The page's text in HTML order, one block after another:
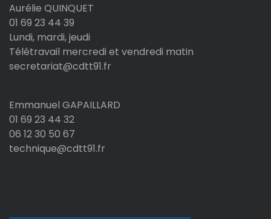
b
Aurélie QUINQUET
01 69 23 44 39
Lundi, mardi, jeudi
Télétravail mercredi et vendredi matin
secretariat@cdtt91.fr
Emmanuel GAPAILLARD
01 69 23 44 32
06 12 30 50 67
technique@cdtt91.fr